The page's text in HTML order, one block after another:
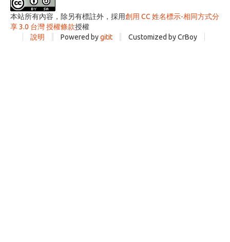
本站所有內容，除另有標註外，採用創用 CC 姓名標示-相同方式分
享 3.0 台灣 授權條款授權
說明
Powered bygitit Customized by CrBoy